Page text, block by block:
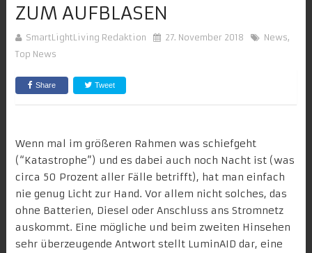
ZUM AUFBLASEN
SmartLightLiving Redaktion 27. November 2018 News,
Top News
Share Tweet
Wenn mal im größeren Rahmen was schiefgeht
(“Katastrophe”) und es dabei auch noch Nacht ist (was
circa 50 Prozent aller Fälle betrifft), hat man einfach
nie genug Licht zur Hand. Vor allem nicht solches, das
ohne Batterien, Diesel oder Anschluss ans Stromnetz
auskommt. Eine mögliche und beim zweiten Hinsehen
sehr überzeugende Antwort stellt LuminAID dar, eine